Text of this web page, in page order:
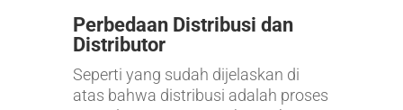
Perbedaan Distribusi dan
Distributor
Seperti yang sudah dijelaskan di
atas bahwa distribusi adalah proses